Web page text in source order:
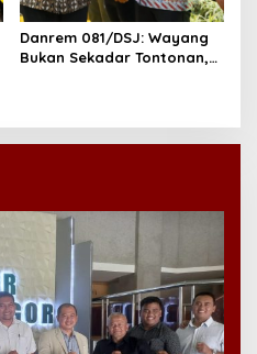
Danrem 081/DSJ: Wayang
Bukan Sekadar Tontonan,